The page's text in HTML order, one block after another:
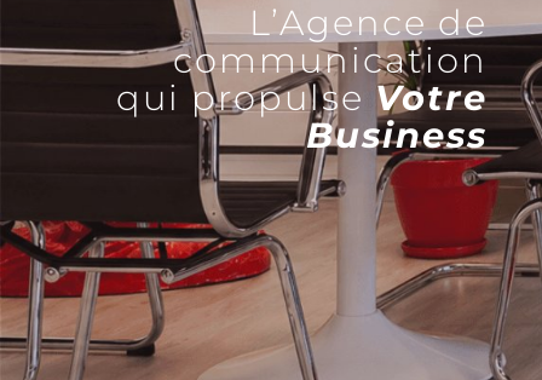
L’Agence de
communication
qui propulse Votre
Business